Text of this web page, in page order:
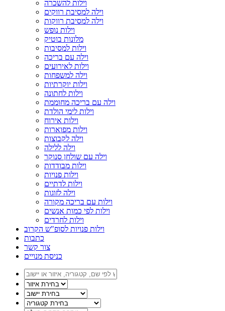
וילות להשכרה
וילה למסיבת רווקים
וילה למסיבת רווקות
וילות נופש
מלונות בוטיק
וילות למסיבות
וילה עם בריכה
וילות לאירועים
וילה למשפחות
וילות יוקרתיות
וילות לחתונה
וילה עם בריכה מחוממת
וילות לימי הולדת
וילות אירוח
וילות מפוארות
וילה לקבוצות
וילה ללילה
וילה עם שולחן סנוקר
וילות מבודדות
וילות פנויות
וילות לדתיים
וילה לזוגות
וילות עם בריכה מקורה
וילות לפי כמות אנשים
וילות לחרדים
וילות פנויות לסופ"ש הקרוב
כתבות
צור קשר
כניסת מנויים